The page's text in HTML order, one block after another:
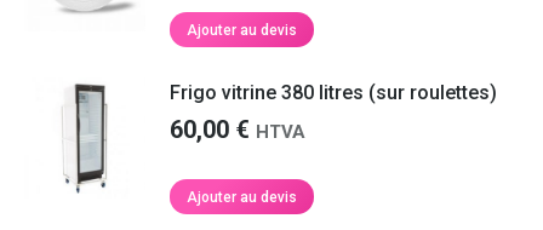
Ajouter au devis
Frigo vitrine 380 litres (sur roulettes)
60,00 € HTVA
Ajouter au devis